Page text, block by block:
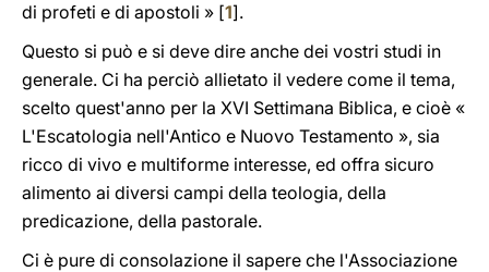
di profeti e di apostoli » [1].
Questo si può e si deve dire anche dei vostri studi in
generale. Ci ha perciò allietato il vedere come il tema,
scelto quest'anno per la XVI Settimana Biblica, e cioè «
L'Escatologia nell'Antico e Nuovo Testamento », sia
ricco di vivo e multiforme interesse, ed offra sicuro
alimento ai diversi campi della teologia, della
predicazione, della pastorale.
Ci è pure di consolazione il sapere che l'Associazione